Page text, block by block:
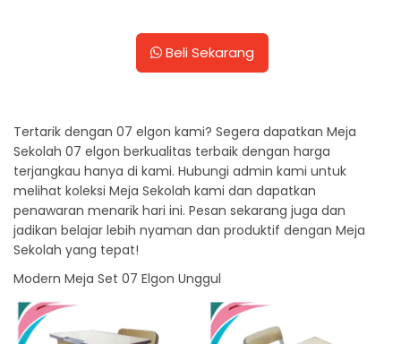
Beli Sekarang
Tertarik dengan 07 elgon kami? Segera dapatkan Meja
Sekolah 07 elgon berkualitas terbaik dengan harga
terjangkau hanya di kami. Hubungi admin kami untuk
melihat koleksi Meja Sekolah kami dan dapatkan
penawaran menarik hari ini. Pesan sekarang juga dan
jadikan belajar lebih nyaman dan produktif dengan Meja
Sekolah yang tepat!
Modern Meja Set 07 Elgon Unggul